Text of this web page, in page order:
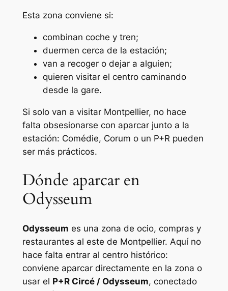
Esta zona conviene si:
combinan coche y tren;
duermen cerca de la estación;
van a recoger o dejar a alguien;
quieren visitar el centro caminando
desde la gare.
Si solo van a visitar Montpellier, no hace
falta obsesionarse con aparcar junto a la
estación: Comédie, Corum o un P+R pueden
ser más prácticos.
Dónde aparcar en
Odysseum
Odysseum es una zona de ocio, compras y
restaurantes al este de Montpellier. Aquí no
hace falta entrar al centro histórico:
conviene aparcar directamente en la zona o
usar el P+R Circé / Odysseum, conectado